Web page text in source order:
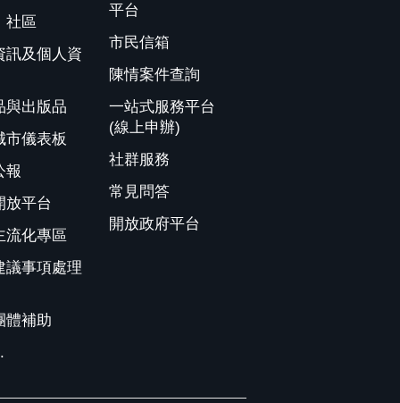
社區
訊及個人資
與出版品
市儀表板
報
放平台
流化專區
議事項處理
體補助
平台
市民信箱
陳情案件查詢
一站式服務平台
(線上申辦)
社群服務
常見問答
開放政府平台